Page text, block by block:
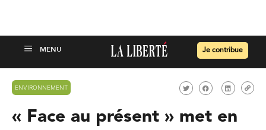
Je contribue
ENVIRONNEMENT
« Face au présent » met en